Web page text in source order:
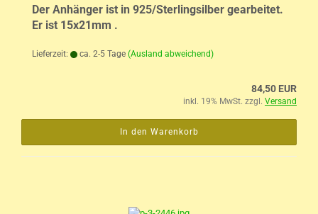
Der Anhänger ist in 925/Sterlingsilber gearbeitet.
Er ist 15x21mm .
Lieferzeit: ca. 2-5 Tage (Ausland abweichend)
84,50 EUR
inkl. 19% MwSt. zzgl. Versand
In den Warenkorb